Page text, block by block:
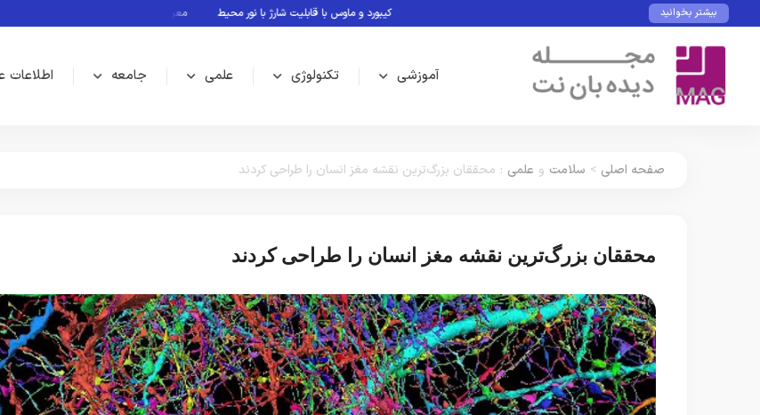
بیشتر بخوانید کیبورد و ماوس با قابلیت شارژ با نور محیط معرفی بازی های بدون نیاز به اینترنت
آموزشی تکنولوژی علمی جامعه اطلاعات
صفحه اصلی > سلامت و علمی : محققان بزرگ‌ترین نقشه مغز انسان را طراحی کردند
محققان بزرگ‌ترین نقشه مغز انسان را طراحی کردند